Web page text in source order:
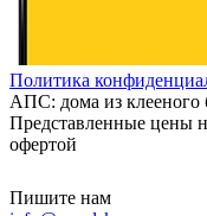
Политика
АПС: дома из клееного
Представленные цены
офертой
Пишите нам